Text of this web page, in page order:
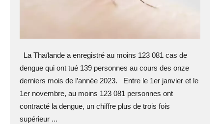
La Thaïlande a enregistré au moins 123 081 cas de
dengue qui ont tué 139 personnes au cours des onze
derniers mois de l’année 2023. Entre le 1er janvier et le
1er novembre, au moins 123 081 personnes ont
contracté la dengue, un chiffre plus de trois fois
supérieur ...